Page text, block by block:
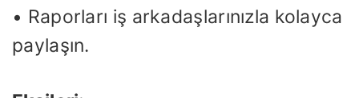
• Raporları iş arkadaşlarınızla kolayca
paylaşın.